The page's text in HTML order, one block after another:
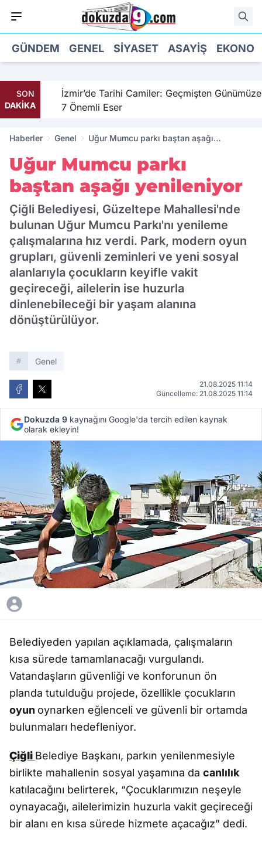
GÜNDEM GENEL SIYASET ASAYIŞ
SON
DAKİKA
İzmir’de Tarihi Camiler: Geçmişten Günümüze
7 Önemli Eser
Haberler Genel
Uğur Mumcu parkı baştan aşağı
Uğur Mumcu parkı
baştan aşağı yenileniyor
Çiğli Belediyesi, Güzeltepe Mahallesi'nde
bulunan Uğur Mumcu Parkı'nı yenileme
çalışmalarına hız verdi. Park, modern oyun
grupları, güvenli zeminleri ve yeni sosyal
alanlarıyla çocukların keyifle vakit
geçireceği, ailelerin ise huzurla
dinlenebileceği bir yaşam alanına
dönüştürülüyor.
Genel
21.08.2025 11:14
Güncelleme: 21.08.2025 11:14
Dokuzda 9 kaynağını Google'da tercih edilen kaynak
olarak ekleyin!
Belediyeden yapılan açıklamada, çalışmaların
kısa sürede tamamlanacağı vurgulandı.
Vatandaşların güvenliği ve konforunun ön
planda tutulduğu projede, özellikle çocukların
oyun oynarken eğlenceli ve güvenli bir ortamda
bulunmaları hedefleniyor.
Çiğli Belediye Başkanı, parkın yenilenmesiyle
birlikte mahallenin sosyal yaşamına da canlılık
katılacağını belirterek, “Çocuklarımızın neşeyle
oynayacağı, ailelerimizin huzurla vakit geçireceği
bir alanı en kısa sürede hizmete açacağız” dedi.